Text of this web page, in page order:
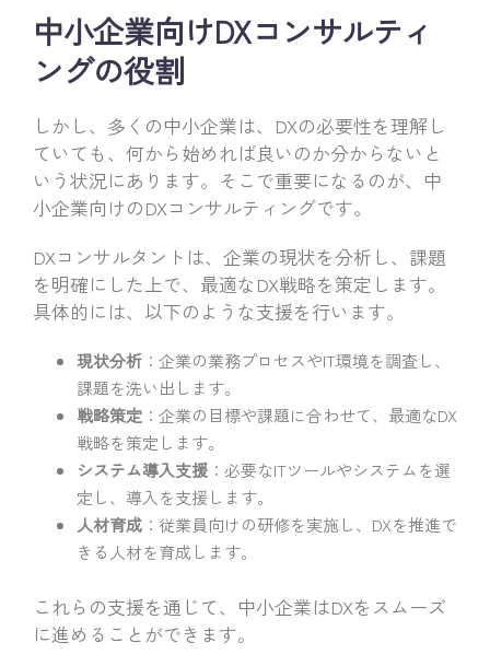
中小企業向けDXコンサルティ
ングの役割
しかし、多くの中小企業は、DXの必要性を理解し
ていても、何から始めれば良いのか分からないと
いう状況にあります。そこで重要になるのが、中
小企業向けのDXコンサルティングです。
DXコンサルタントは、企業の現状を分析し、課題
を明確にした上で、最適なDX戦略を策定します。
具体的には、以下のような支援を行います。
現状分析 ：企業の業務プロセスやIT環境を調査し、
課題を洗い出します。
戦略策定 ：企業の目標や課題に合わせて、最適なDX
戦略を策定します。
システム導入支援 ：必要なITツールやシステムを選
定し、導入を支援します。
人材育成 ：従業員向けの研修を実施し、DXを推進で
きる人材を育成します。
これらの支援を通じて、中小企業はDXをスムーズ
に進めることができます。